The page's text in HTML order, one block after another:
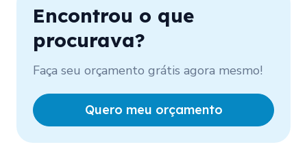
Encontrou o que
procurava?
Faça seu orçamento grátis agora mesmo!
Quero meu orçamento